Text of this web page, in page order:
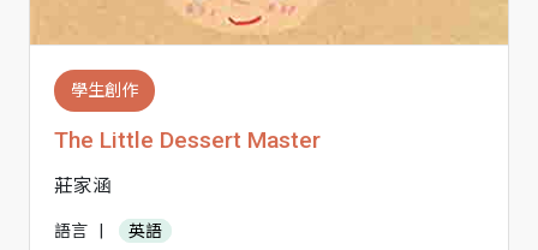
學生創作
The Little Dessert Master
莊家涵
語言
英語